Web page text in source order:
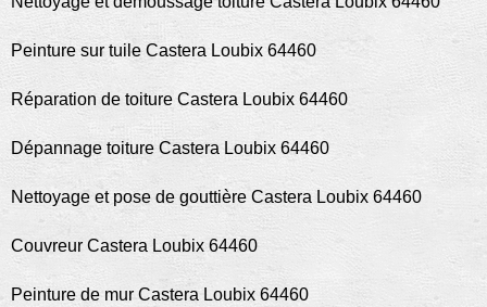
Peinture sur tuile Castera Loubix 64460
Réparation de toiture Castera Loubix 64460
Dépannage toiture Castera Loubix 64460
Nettoyage et pose de gouttière Castera Loubix 64460
Couvreur Castera Loubix 64460
Peinture de mur Castera Loubix 64460